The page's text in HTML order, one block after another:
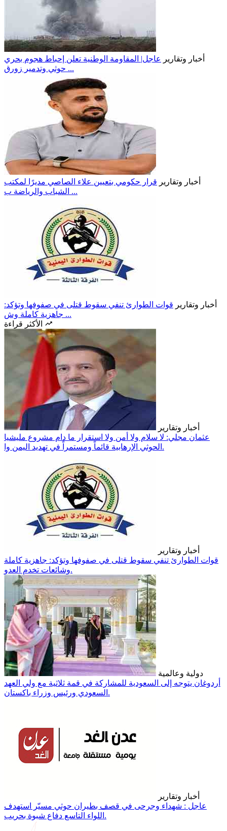
أخبار وتقارير
عاجل| المقاومة الوطنية تعلن إحباط هجوم بحري
حوثي وتدمير زورق ...
أخبار وتقارير قرار حكومي بتعيين علاء الصاصي مديرًا لمكتب
الشباب والرياضة ب ...
أخبار وتقارير قوات الطوارئ تنفي سقوط قتلى في صفوفها وتؤكد:
جاهزية كاملة وش ...
أخبار وتقارير
عثمان مجلي: لا سلام ولا أمن ولا استقرار ما دام مشروع مليشيا
الحوثي الإرهابية قائماً ومستمراً في تهديد اليمن وا.
أخبار وتقارير
قوات الطوارئ تنفي سقوط قتلى في صفوفها وتؤكد: جاهزية كاملة
وشائعات تخدم العدو.
دولية وعالمية
أردوغان يتوجه إلى السعودية للمشاركة في قمة ثلاثية مع ولي العهد
السعودي ورئيس وزراء باكستان.
أخبار وتقارير
عاجل : شهداء وجرحى في قصف بطيران حوثي مسيّر استهدف
اللواء التاسع دفاع شبوة بحريب.